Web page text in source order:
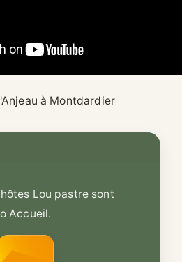
à Montdardier
Lou pastre sont
Accueil.